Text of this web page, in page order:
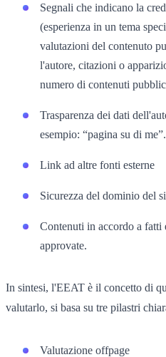
Segnali che indicano la
(esperienza in un tema
valutazioni del contenuto
l'autore, citazioni o
numero di contenuti
Trasparenza dei dati
esempio: “pagina su di me”.
Link ad altre fonti esterne
Sicurezza del dominio del
Contenuti in accordo a fatti
approvate.
In sintesi, l'EEAT è il concetto di
valutarlo, si basa su tre pilastri
Valutazione offpage